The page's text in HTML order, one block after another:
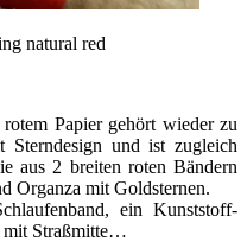
natural red
Papier gehört wieder zu
Sterndesign und ist zugleich
aus 2 breiten roten Bändern
Organza mit Goldsternen.
ein Kunststoff-
mit Straßmitte…